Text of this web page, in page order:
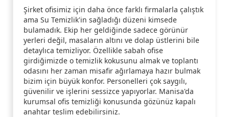
Şirket ofisimiz için daha önce farklı firmalarla çalıştık
ama Su Temizlik'in sağladığı düzeni kimsede
bulamadık. Ekip her geldiğinde sadece görünür
yerleri değil, masaların altını ve dolap üstlerini bile
detaylıca temizliyor. Özellikle sabah ofise
girdiğimizde o temizlik kokusunu almak ve toplantı
odasını her zaman misafir ağırlamaya hazır bulmak
bizim için büyük konfor. Personelleri çok saygılı,
güvenilir ve işlerini sessizce yapıyorlar. Manisa'da
kurumsal ofis temizliği konusunda gözünüz kapalı
anahtar teslim edebilirsiniz.